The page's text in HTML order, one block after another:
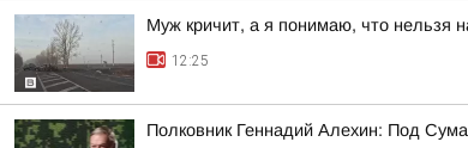
Муж кричит, а я понимаю, что нельзя
12:25
Полковник Геннадий Алехин: Под